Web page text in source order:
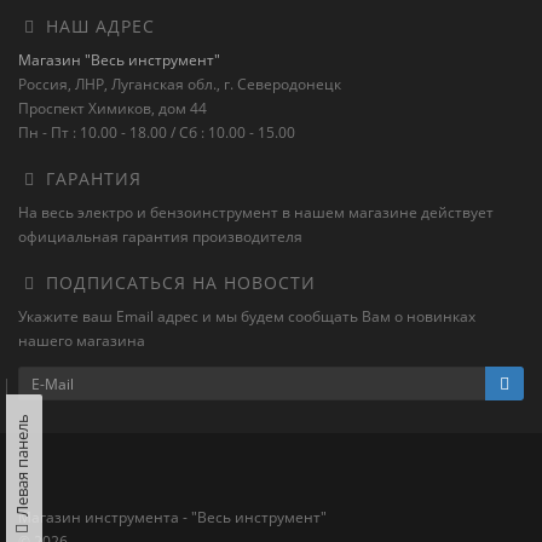
НАШ АДРЕС
Магазин "Весь инструмент"
Россия, ЛНР, Луганская обл., г. Северодонецк
Проспект Химиков, дом 44
Пн - Пт : 10.00 - 18.00 / Сб : 10.00 - 15.00
ГАРАНТИЯ
На весь электро и бензоинструмент в нашем магазине действует
официальная гарантия производителя
ПОДПИСАТЬСЯ НА НОВОСТИ
Укажите ваш Email адрес и мы будем сообщать Вам о новинках
нашего магазина
Магазин инструмента - "Весь инструмент"
Левая панель